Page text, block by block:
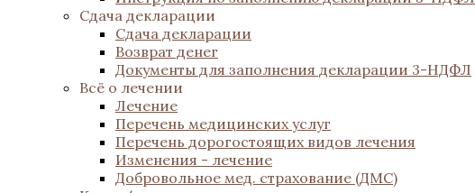
Сдача декларации
Сдача декларации
Возврат денег
Документы для заполнения декларации 3-НДФЛ
Всё о лечении
Лечение
Перечень медицинских услуг
Перечень дорогостоящих видов лечения
Изменения - лечение
Добровольное мед. страхование (ДМС)